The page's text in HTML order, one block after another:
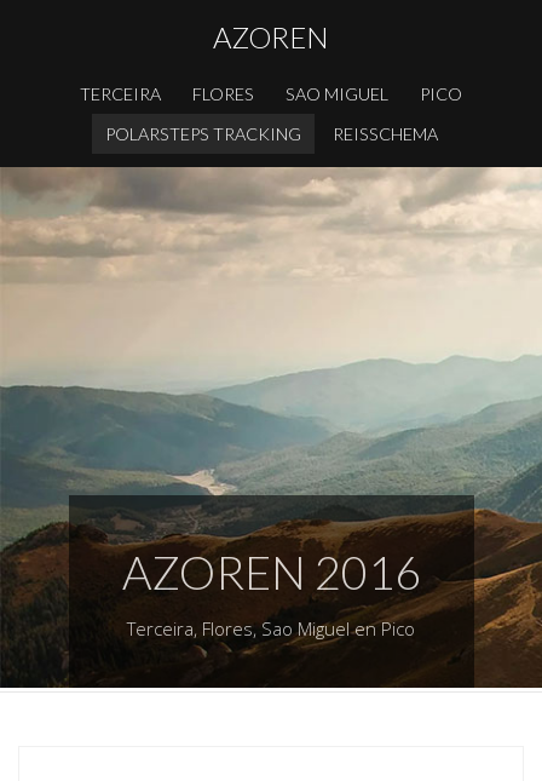
AZOREN
TERCEIRA FLORES SAO MIGUEL
PICO
POLARSTEPS TRACKING
REISSCHEMA
AZOREN 2016
Terceira, Flores, Sao Miguel en Pico